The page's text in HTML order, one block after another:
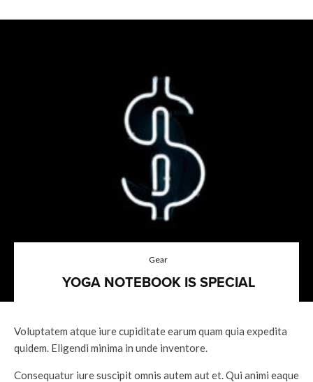
Gear
YOGA NOTEBOOK IS SPECIAL
Voluptatem atque iure cupiditate earum quam quia expedita
quidem. Eligendi minima in unde inventore.
Consequatur iure suscipit omnis autem aut et. Qui animi eaque